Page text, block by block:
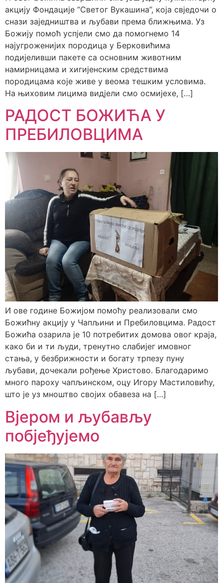
акцију Фондације “Светог Вукашина”, која свједочи о
снази заједништва и љубави према ближњима. Уз
Божију помоћ успјели смо да помогнемо 14
најугроженијих породица у Берковићима
подијеливши пакете са основним животним
намирницама и хигијенским средствима
породицама које живе у веома тешким условима.
На њиховим лицима видјели смо осмијехе, […]
РАДОСТ БОЖИЋА У
ПРЕБИЛОВЦИМА
И ове године Божијом помоћу реализовали смо
Божићну акцију у Чапљини и Пребиловцима. Радост
Божића озарила је 10 потребитих домова овог краја,
како би и ти људи, тренутно слабијег имовног
стања, у безбрижности и богату трпезу пуну
љубави, дочекали рођење Христово. Благодаримо
много пароху чапљинском, оцу Игору Мастиловићу,
што је уз мноштво својих обавеза на […]
Вјером и љубављу
побјеђујемо